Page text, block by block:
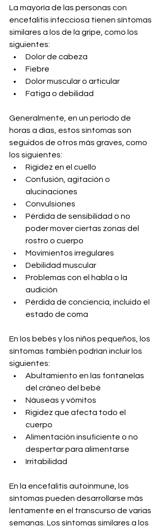
La mayoría de las personas con
encefalitis infecciosa tienen síntomas
similares a los de la gripe, como los
siguientes:
Dolor de cabeza
Fiebre
Dolor muscular o articular
Fatiga o debilidad
Generalmente, en un período de
horas a días, estos síntomas son
seguidos de otros más graves, como
los siguientes:
Rigidez en el cuello
Confusión, agitación o
alucinaciones
Convulsiones
Pérdida de sensibilidad o no
poder mover ciertas zonas del
rostro o cuerpo
Movimientos irregulares
Debilidad muscular
Problemas con el habla o la
audición
Pérdida de conciencia, incluido el
estado de coma
En los bebés y los niños pequeños, los
síntomas también podrían incluir los
siguientes:
Abultamiento en las fontanelas
del cráneo del bebé
Náuseas y vómitos
Rigidez que afecta todo el
cuerpo
Alimentación insuficiente o no
despertar para alimentarse
Irritabilidad
En la encefalitis autoinmune, los
síntomas pueden desarrollarse más
lentamente en el transcurso de varias
semanas. Los síntomas similares a los